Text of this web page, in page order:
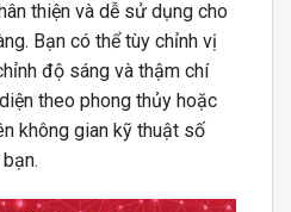
thiện và dễ sử dụng cho
Bạn có thể tùy chỉnh vị
độ sáng và thậm chí
theo phong thủy hoặc
không gian kỹ thuật số